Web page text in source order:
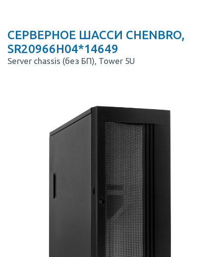
СЕРВЕРНОЕ ШАССИ CHENBRO,
SR20966H04*14649
Server chassis (без БП), Tower 5U